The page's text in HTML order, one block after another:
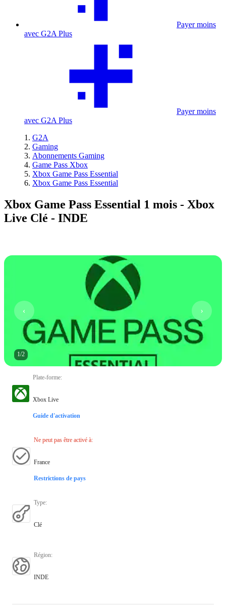
Payer moins
avec G2A Plus
Payer moins
avec G2A Plus
G2A
Gaming
Abonnements Gaming
Game Pass Xbox
Xbox Game Pass Essential
Xbox Game Pass Essential
Xbox Game Pass Essential 1 mois - Xbox
Live Clé - INDE
1/2
Plate-forme:
Xbox Live
Guide d'activation
Ne peut pas être activé à:
France
Restrictions de pays
Type:
Clé
Région:
INDE